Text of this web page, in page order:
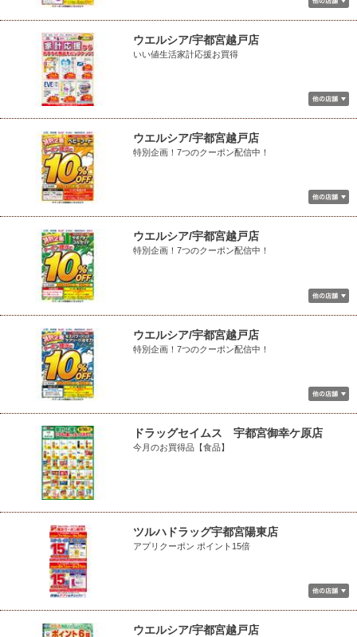
ウエルシア/宇都宮越戸店
いい値生活家計応援お買得
ウエルシア/宇都宮越戸店
特別企画！7つのクーポン配信中！
ウエルシア/宇都宮越戸店
特別企画！7つのクーポン配信中！
ウエルシア/宇都宮越戸店
特別企画！7つのクーポン配信中！
ドラッグセイムス 宇都宮御幸ケ原店
今月のお買得品【食品】
ツルハドラッグ宇都宮陽東店
アプリクーポン ポイント15倍
ウエルシア/宇都宮越戸店